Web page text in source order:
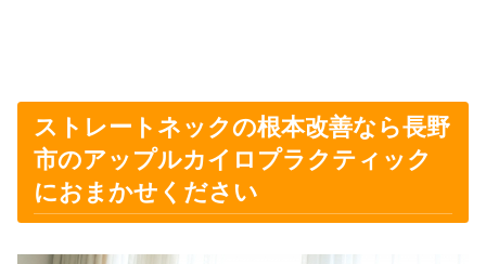
ストレートネックの根本改善なら長野
市のアップルカイロプラクティック
におまかせください